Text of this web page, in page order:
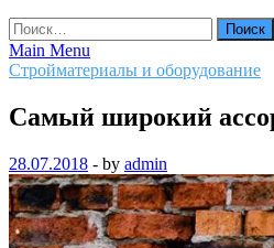
Найти:
Main Menu
Стройматериалы и оборудование
Самый широкий
28.07.2018 - by admin